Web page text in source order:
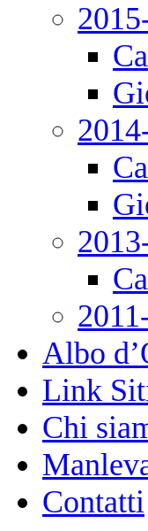
Albo
Link
Chi
Contatti